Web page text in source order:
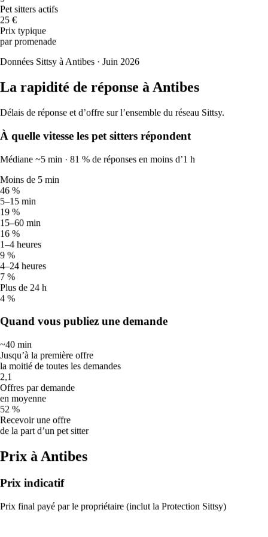
🔥
36°
28°
Très chaud
🔥
29°
Très chaud
☀️
32°
28°
Chaud
Lun 17
☀️
32°
26°
Chaud
Mar 18
🌦️
27 °
24°
Bruine
Mer
19
🔥
34°
22
Très chaud
☀️
29°
20
Chaud
🌦️
Bruine
emportez une serviette pour les sécher au retour.
🔥
Très chaud
Pet sitters actifs
25 €
Prix typique
par promenade
Données Sittsy à Antibes · Juin 2026
La rapidité de réponse à Antibes
Délais de réponse et d’offre sur l’ensemble du réseau Sittsy.
À quelle vitesse les pet sitters répondent
Médiane ~5 min · 81 % de réponses en moins d’1 h
Moins de 5 min
46 %
5–15 min
19 %
15–60 min
16 %
1–4 heures
9 %
4–24 heures
7 %
Plus de 24 h
4 %
Quand vous publiez une demande
~40 min
Jusqu’à la première offre
la moitié de toutes les demandes
2,1
Offres par demande
en moyenne
52 %
Recevoir une offre
de la part d’un pet sitter
Prix à Antibes
Prix indicatif
Prix final payé par le propriétaire (inclut la Protection Sittsy)